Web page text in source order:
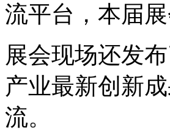
流平台，本届
展会现场还发
产业最新创新
流。